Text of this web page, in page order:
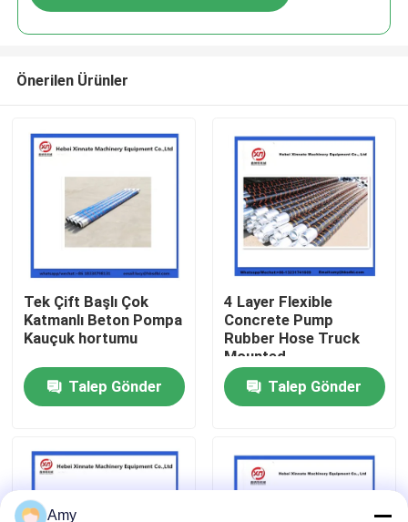
Ana sayfa
Ürünler
VİDEOLAR
Önerilen Ürünler
Tek Çift Başlı Çok
Katmanlı Beton Pompa
Kauçuk hortumu
Talep Gönder
4 Layer Flexible
Concrete Pump
Rubber Hose Truck
Mounted
Talep Gönder
Amy